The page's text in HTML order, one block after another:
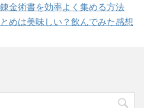
金術書を効率よく集める方法
めは美味しい？飲んでみた感想